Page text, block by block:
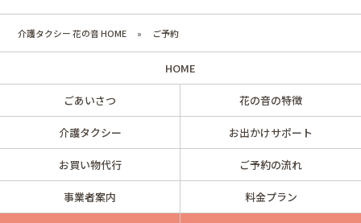
学ぶために、ご利用者の皆様からご提供いただいた情報を使
用することがあります。
また、前述したお問い合わせ、ご予約に際し、必要項目に入
力された個人情報を当社に通知いただくことになります。そ
のため、当サービスをご利用された時点で当社への個人情報
の通知に同意されたことになります。
なお、利用目的は「当サービスによって知り得た情報は、お
問い合わせ、ご予約に関する情報提供の場合を基本利用と
し、他の目的では使用せず、情報漏洩なきよう厳重に管理い
たします。
介護タクシー 花の音 HOME » ご予約
HOME
ごあいさつ 花の音の特徴
介護タクシー お出かけサポート
お買い物代行 ご予約の流れ
事業者案内 料金プラン